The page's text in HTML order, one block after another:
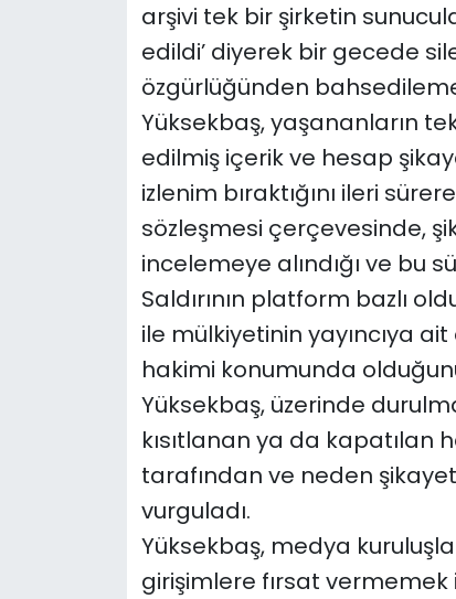
arşivi tek bir şirketin
edildi’ diyerek bir gecede
özgürlüğünden
Yüksekbaş, yaşananların
edilmiş içerik ve hesap
izlenim bıraktığını ileri
sözleşmesi çerçevesinde,
incelemeye alındığı ve bu
Saldırının platform bazlı
ile mülkiyetinin yayıncıya
hakimi konumunda
Yüksekbaş, üzerinde
kısıtlanan ya da kapatılan
tarafından ve neden
vurguladı.
Yüksekbaş, medya
girişimlere fırsat